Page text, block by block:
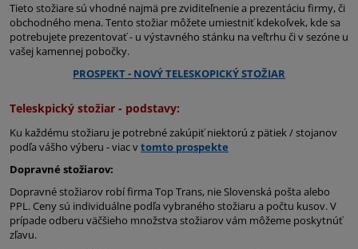
Tieto stožiare sú vhodné najmä pre zviditeľnenie a prezentáciu firmy, či
obchodného mena. Tento stožiar môžete umiestniť kdekoľvek, kde sa
potrebujete prezentovať - u výstavného stánku na veľtrhu či v sezóne u
vašej kamennej pobočky.
PROSPEKT - NOVÝ TELESKOPICKÝ STOŽIAR
Teleskpický stožiar - podstavy:
Ku každému stožiaru je potrebné zakúpiť niektorú z pätiek / stojanov
podľa vášho výberu - viac vtomto prospekte
Dopravné stožiarov:
Dopravné stožiarov robí firma Top Trans, nie Slovenská pošta alebo
PPL. Ceny sú individuálne podľa vybraného stožiaru a počtu kusov. V
prípade odberu väčšieho množstva stožiarov vám môžeme poskytnúť
zľavu.